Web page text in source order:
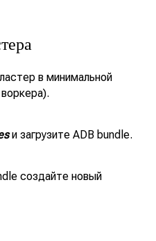
в минимальной
и загрузите ADB bundle.
создайте новый